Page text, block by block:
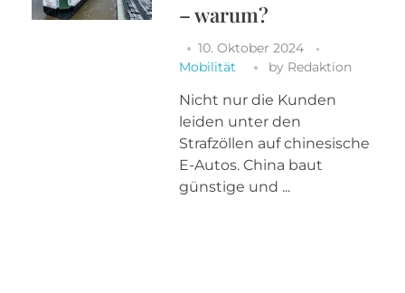
– warum?
10. Oktober 2024
Mobilität
by Redaktion
Nicht nur die Kunden
leiden unter den
Strafzöllen auf chinesische
E-Autos. China baut
günstige und ...